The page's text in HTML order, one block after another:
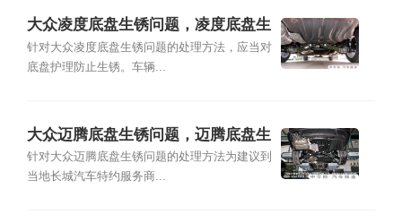
大众凌度底盘生锈问题，凌度底盘生
锈怎么处理
针对大众凌度底盘生锈问题的处理方法，应当对
底盘护理防止生锈。车辆...
大众迈腾底盘生锈问题，迈腾底盘生
锈怎么处理
针对大众迈腾底盘生锈问题的处理方法为建议到
当地长城汽车特约服务商...